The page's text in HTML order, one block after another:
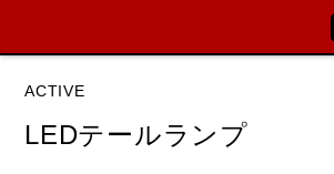
ACTIVE
LEDテールランプ